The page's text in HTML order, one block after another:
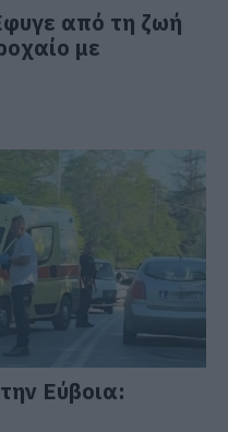
από τη ζωή
με
Εύβοια: